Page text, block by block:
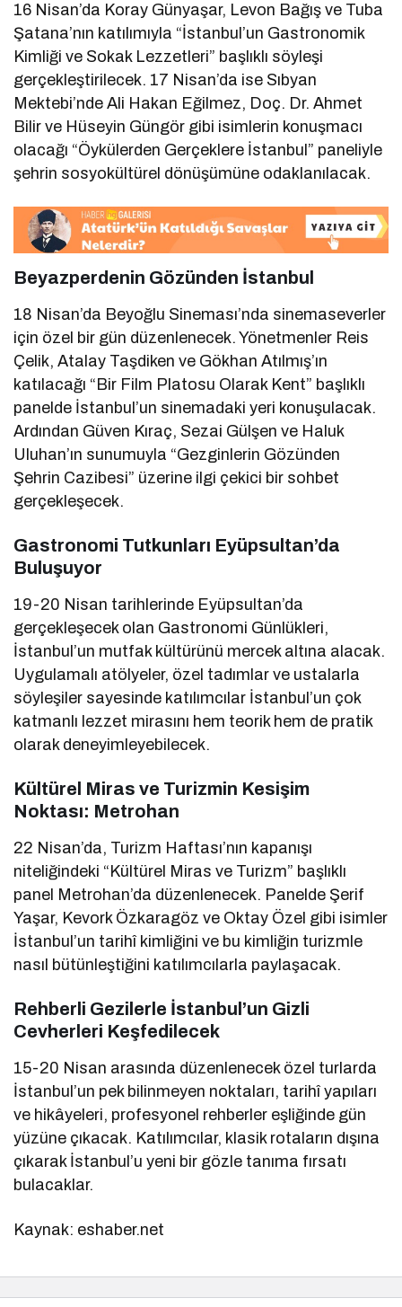
16 Nisan’da Koray Günyaşar, Levon Bağış ve Tuba
Şatana’nın katılımıyla “İstanbul’un Gastronomik
Kimliği ve Sokak Lezzetleri” başlıklı söyleşi
gerçekleştirilecek. 17 Nisan’da ise Sıbyan
Mektebi’nde Ali Hakan Eğilmez, Doç. Dr. Ahmet
Bilir ve Hüseyin Güngör gibi isimlerin konuşmacı
olacağı “Öykülerden Gerçeklere İstanbul” paneliyle
şehrin sosyokültürel dönüşümüne odaklanılacak.
Beyazperdenin Gözünden İstanbul
18 Nisan’da Beyoğlu Sineması’nda sinemaseverler
için özel bir gün düzenlenecek. Yönetmenler Reis
Çelik, Atalay Taşdiken ve Gökhan Atılmış’ın
katılacağı “Bir Film Platosu Olarak Kent” başlıklı
panelde İstanbul’un sinemadaki yeri konuşulacak.
Ardından Güven Kıraç, Sezai Gülşen ve Haluk
Uluhan’ın sunumuyla “Gezginlerin Gözünden
Şehrin Cazibesi” üzerine ilgi çekici bir sohbet
gerçekleşecek.
Gastronomi Tutkunları Eyüpsultan’da
Buluşuyor
19-20 Nisan tarihlerinde Eyüpsultan’da
gerçekleşecek olan Gastronomi Günlükleri,
İstanbul’un mutfak kültürünü mercek altına alacak.
Uygulamalı atölyeler, özel tadımlar ve ustalarla
söyleşiler sayesinde katılımcılar İstanbul’un çok
katmanlı lezzet mirasını hem teorik hem de pratik
olarak deneyimleyebilecek.
Kültürel Miras ve Turizmin Kesişim
Noktası: Metrohan
22 Nisan’da, Turizm Haftası’nın kapanışı
niteliğindeki “Kültürel Miras ve Turizm” başlıklı
panel Metrohan’da düzenlenecek. Panelde Şerif
Yaşar, Kevork Özkaragöz ve Oktay Özel gibi isimler
İstanbul’un tarihî kimliğini ve bu kimliğin turizmle
nasıl bütünleştiğini katılımcılarla paylaşacak.
Rehberli Gezilerle İstanbul’un Gizli
Cevherleri Keşfedilecek
15-20 Nisan arasında düzenlenecek özel turlarda
İstanbul’un pek bilinmeyen noktaları, tarihî yapıları
ve hikâyeleri, profesyonel rehberler eşliğinde gün
yüzüne çıkacak. Katılımcılar, klasik rotaların dışına
çıkarak İstanbul’u yeni bir gözle tanıma fırsatı
bulacaklar.
Kaynak: eshaber.net